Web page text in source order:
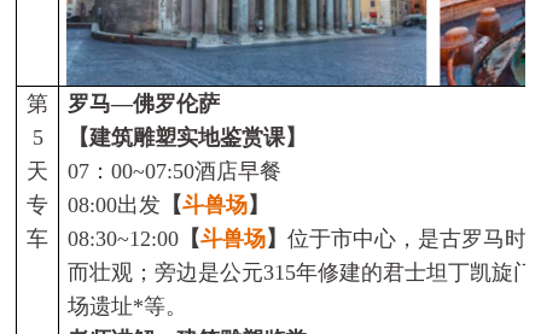
第
5
天
专
车
罗马—佛罗伦萨
【建筑雕塑实地鉴赏课】
07 ：00~07:50酒店早餐
08:00出发 【斗兽场】
08:30~12:00 【斗兽场】位于市中心，是古罗马时
而壮观；旁边是公元315年修建的君士坦丁凯旋
场遗址*等。